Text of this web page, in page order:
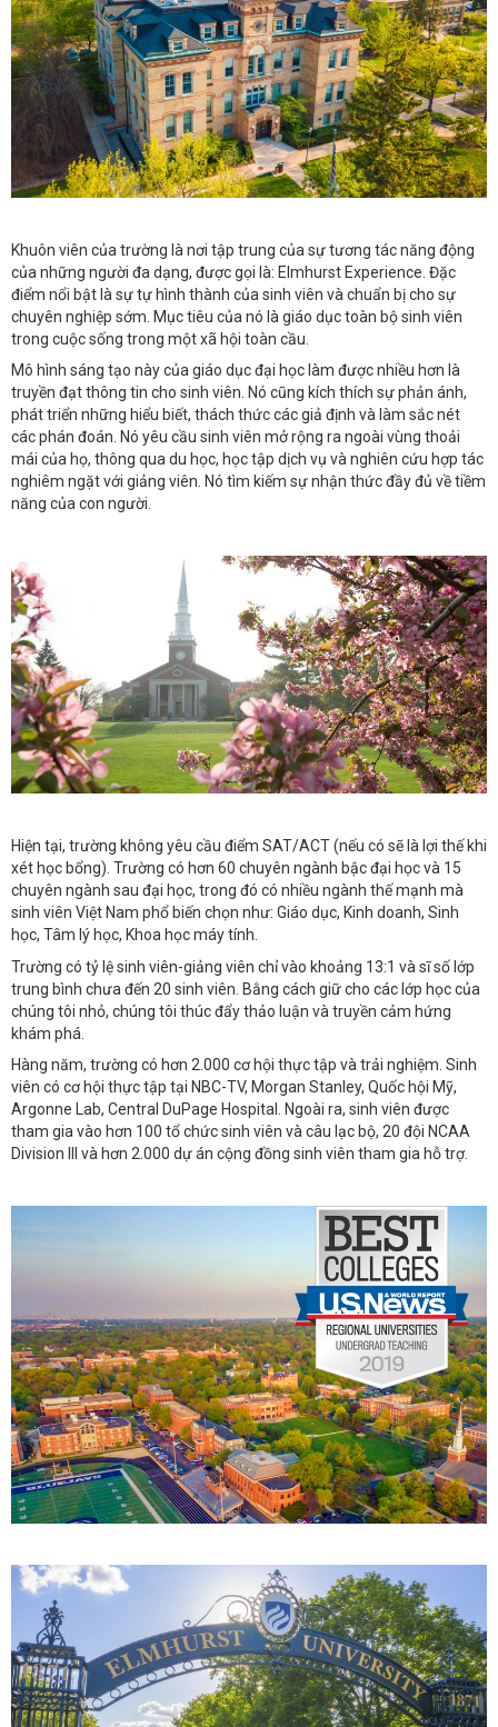
Khuôn viên của trường là nơi tập trung của sự tương tác năng động
của những người đa dạng, được gọi là: Elmhurst Experience. Đặc
điểm nổi bật là sự tự hình thành của sinh viên và chuẩn bị cho sự
chuyên nghiệp sớm. Mục tiêu của nó là giáo dục toàn bộ sinh viên
trong cuộc sống trong một xã hội toàn cầu.
Mô hình sáng tạo này của giáo dục đại học làm được nhiều hơn là
truyền đạt thông tin cho sinh viên. Nó cũng kích thích sự phản ánh,
phát triển những hiểu biết, thách thức các giả định và làm sắc nét
các phán đoán. Nó yêu cầu sinh viên mở rộng ra ngoài vùng thoải
mái của họ, thông qua du học, học tập dịch vụ và nghiên cứu hợp tác
nghiêm ngặt với giảng viên. Nó tìm kiếm sự nhận thức đầy đủ về tiềm
năng của con người.
Hiện tại, trường không yêu cầu điểm SAT/ACT (nếu có sẽ là lợi thế khi
xét học bổng). Trường có hơn 60 chuyên ngành bậc đại học và 15
chuyên ngành sau đại học, trong đó có nhiều ngành thế mạnh mà
sinh viên Việt Nam phổ biến chọn như: Giáo dục, Kinh doanh, Sinh
học, Tâm lý học, Khoa học máy tính.
Trường có tỷ lệ sinh viên-giảng viên chỉ vào khoảng 13:1 và sĩ số lớp
trung bình chưa đến 20 sinh viên. Bằng cách giữ cho các lớp học của
chúng tôi nhỏ, chúng tôi thúc đẩy thảo luận và truyền cảm hứng
khám phá.
Hàng năm, trường có hơn 2.000 cơ hội thực tập và trải nghiệm. Sinh
viên có cơ hội thực tập tại NBC-TV, Morgan Stanley, Quốc hội Mỹ,
Argonne Lab, Central DuPage Hospital. Ngoài ra, sinh viên được
tham gia vào hơn 100 tổ chức sinh viên và câu lạc bộ, 20 đội NCAA
Division III và hơn 2.000 dự án cộng đồng sinh viên tham gia hỗ trợ.